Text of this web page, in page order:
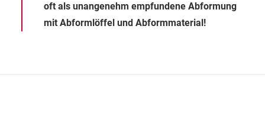
oft als unangenehm empfundene Abformung
mit Abformlöffel und Abformmaterial!